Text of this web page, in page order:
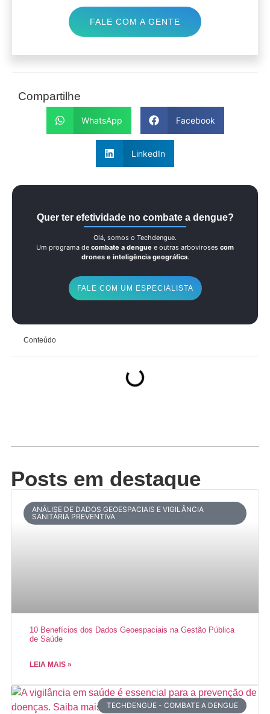
FALE COM A GENTE
Compartilhe
WhatsApp Facebook
LinkedIn
Quer ter efetividade no combate a dengue?
Olá, somos o Techdengue.
Um programa de combate a dengue e outras arboviroses com
drones e inteligência geográfica.
FALE COM UM ESPECIALISTA
Conteúdo
Posts em destaque
ANÁLISE DE DADOS GEOESPACIAIS E VIGILÂNCIA
SANITÁRIA PREVENTIVA
10 Benefícios dos Dados Geoespaciais na Gestão Pública
de Saúde
LEIA MAIS »
TECHDENGUE - COMBATE A DENGUE